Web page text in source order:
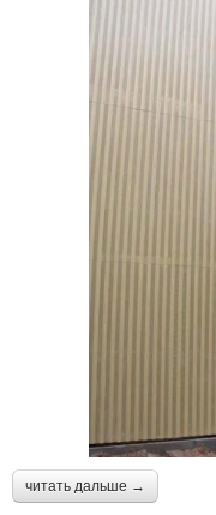
читать дальше →